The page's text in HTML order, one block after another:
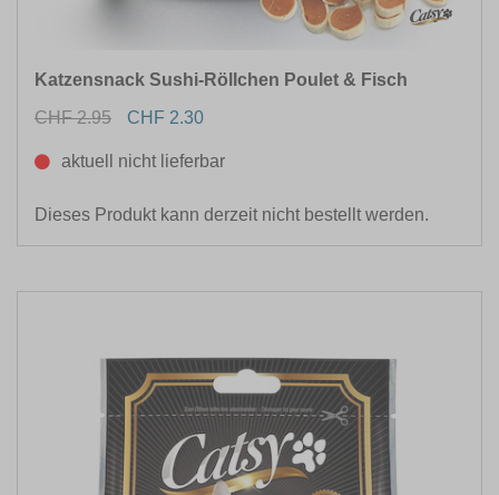
Katzensnack Sushi-Röllchen Poulet & Fisch
CHF 2.95
CHF 2.30
aktuell nicht lieferbar
Dieses Produkt kann derzeit nicht bestellt werden.